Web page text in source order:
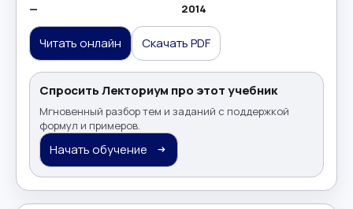
— 2014
Читать онлайн Скачать PDF
Спросить Лекториум про этот учебник
Мгновенный разбор тем и заданий с поддержкой
формул и примеров.
Начать обучение